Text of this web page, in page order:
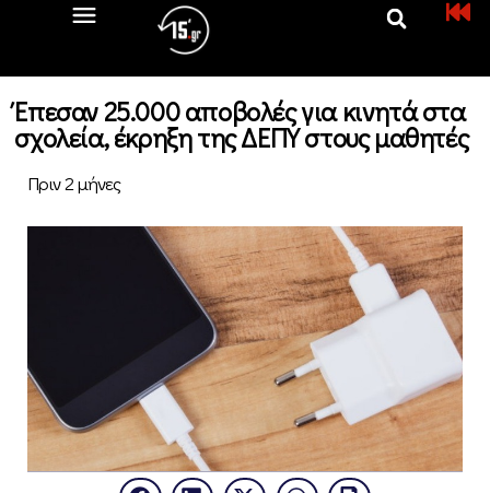
Έπεσαν 25.000 αποβολές για κινητά στα
σχολεία, έκρηξη της ΔΕΠΥ στους μαθητές
Πριν 2 μήνες